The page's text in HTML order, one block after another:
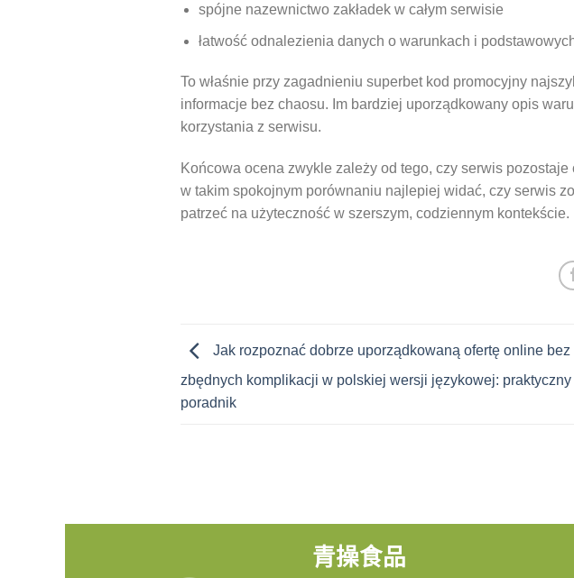
spójne nazewnictwo zakładek w całym serwisie
łatwość odnalezienia danych o warunkach i
To właśnie przy zagadnieniu superbet kod promocyjny
informacje bez chaosu. Im bardziej uporządkowany opis
korzystania z serwisu.
Końcowa ocena zwykle zależy od tego, czy serwis
w takim spokojnym porównaniu najlepiej widać, czy serwis
patrzeć na użyteczność w szerszym, codziennym kontekście.
Jak rozpoznać dobrze uporządkowaną ofertę online bez
zbędnych komplikacji w polskiej wersji językowej: praktyczny
poradnik
青操食品